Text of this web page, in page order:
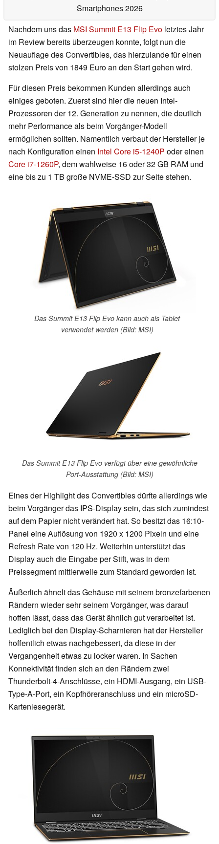
Smartphones 2026
Nachdem uns das MSI Summit E13 Flip Evo letztes Jahr
im Review bereits überzeugen konnte, folgt nun die
Neuauflage des Convertibles, das hierzulande für einen
stolzen Preis von 1849 Euro an den Start gehen wird.
Für diesen Preis bekommen Kunden allerdings auch
einiges geboten. Zuerst sind hier die neuen Intel-
Prozessoren der 12. Generation zu nennen, die deutlich
mehr Performance als beim Vorgänger-Modell
ermöglichen sollten. Namentlich verbaut der Hersteller je
nach Konfiguration einen Intel Core i5-1240P oder einen
Core i7-1260P, dem wahlweise 16 oder 32 GB RAM und
eine bis zu 1 TB große NVME-SSD zur Seite stehen.
Das Summit E13 Flip Evo kann auch als Tablet
verwendet werden (Bild: MSI)
Das Summit E13 Flip Evo verfügt über eine gewöhnliche
Port-Ausstattung (Bild: MSI)
Eines der Highlight des Convertibles dürfte allerdings wie
beim Vorgänger das IPS-Display sein, das sich zumindest
auf dem Papier nicht verändert hat. So besitzt das 16:10-
Panel eine Auflösung von 1920 x 1200 Pixeln und eine
Refresh Rate von 120 Hz. Weiterhin unterstützt das
Display auch die Eingabe per Stift, was in dem
Preissegment mittlerweile zum Standard geworden ist.
Äußerlich ähnelt das Gehäuse mit seinem bronzefarbenen
Rändern wieder sehr seinem Vorgänger, was darauf
hoffen lässt, dass das Gerät ähnlich gut verarbeitet ist.
Lediglich bei den Display-Scharnieren hat der Hersteller
hoffentlich etwas nachgebessert, da diese in der
Vergangenheit etwas zu locker waren. In Sachen
Konnektivität finden sich an den Rändern zwei
Thunderbolt-4-Anschlüsse, ein HDMI-Ausgang, ein USB-
Type-A-Port, ein Kopfhöreranschluss und ein microSD-
Kartenlesegerät.